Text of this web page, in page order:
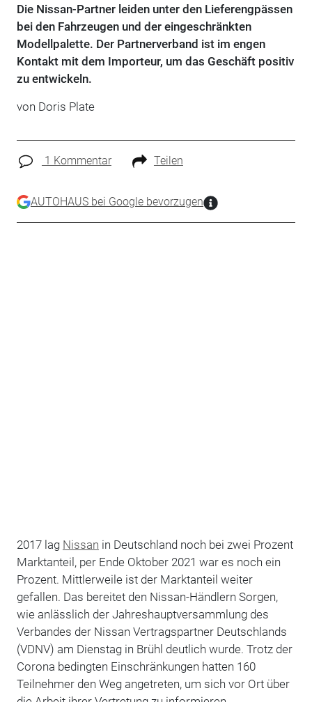
Die Nissan-Partner leiden unter den Lieferengpässen
bei den Fahrzeugen und der eingeschränkten
Modellpalette. Der Partnerverband ist im engen
Kontakt mit dem Importeur, um das Geschäft positiv
zu entwickeln.
von Doris Plate
1 Kommentar Teilen
AUTOHAUS bei Google bevorzugen
2017 lag Nissan in Deutschland noch bei zwei Prozent
Marktanteil, per Ende Oktober 2021 war es noch ein
Prozent. Mittlerweile ist der Marktanteil weiter
gefallen. Das bereitet den Nissan-Händlern Sorgen,
wie anlässlich der Jahreshauptversammlung des
Verbandes der Nissan Vertragspartner Deutschlands
(VDNV) am Dienstag in Brühl deutlich wurde. Trotz der
Corona bedingten Einschränkungen hatten 160
Teilnehmer den Weg angetreten, um sich vor Ort über